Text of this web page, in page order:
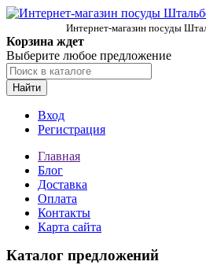
Интернет-магазин посуды
Корзина ждет
Выберите любое предложение
Найти
Вход
Регистрация
Главная
Блог
Доставка
Оплата
Контакты
Карта сайта
Каталог предложений